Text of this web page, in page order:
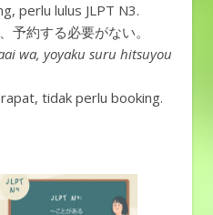
perlu lulus JLPT N3.
予約する必要がない。
wa, yoyaku suru hitsuyou
tidak perlu booking.